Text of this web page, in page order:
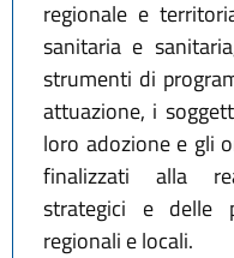
regionale e
sanitaria e
strumenti di
attuazione, i
loro adozione e gli
finalizzati alla
strategici e delle
regionali e locali.